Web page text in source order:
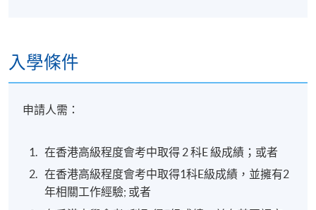
入學條件
申請人需：
在香港高級程度會考中取得 2 科E 級成績；或者
在香港高級程度會考中取得1科E級成績，並擁有2
年相關工作經驗; 或者